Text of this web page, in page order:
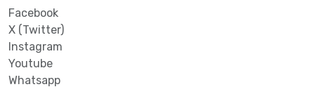
Facebook
X (Twitter)
Instagram
Youtube
Whatsapp